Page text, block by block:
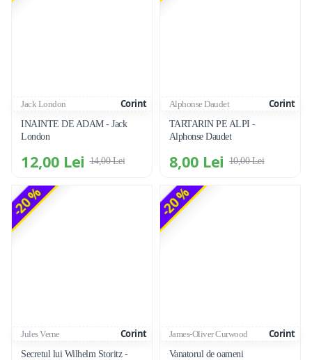
Jack London Corint
INAINTE DE ADAM - Jack
London
12,00 Lei 14,00 Lei
Alphonse Daudet Corint
TARTARIN PE ALPI -
Alphonse Daudet
8,00 Lei 10,00 Lei
-20 %
Jules Verne Corint
Secretul lui Wilhelm Storitz -
-20 %
James-Oliver Curwood Corint
Vanatorul de oameni